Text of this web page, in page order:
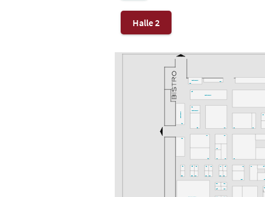
Halle 2
I47
G40
G42
G39
G45
G43
G44
I49
I51
G48
I53
I55
I57
K43
I45
G50 G46
G52
G38
I41 I37
K40
G32
I35
I48
K54
Gastronomie
L46
L48
Gastronomie
K50
K47
K53
G41
K46
L45
Gastronomie
K42